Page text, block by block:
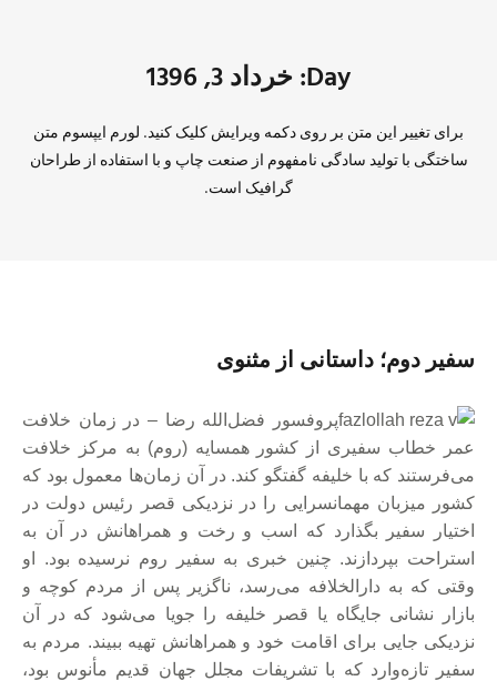
Day: خرداد 3, 1396
برای تغییر این متن بر روی دکمه ویرایش کلیک کنید. لورم ایپسوم متن
ساختگی با تولید سادگی نامفهوم از صنعت چاپ و با استفاده از طراحان
گرافیک است.
سفير دوم؛ داستانی از مثنوی
پروفسور فضل‌الله رضا – در زمان خلافت
عمر خطاب سفيری از كشور همسايه (روم) به مركز خلافت
می‌فرستند كه با خليفه گفتگو كند. در آن زمان‌ها معمول بود كه
كشور ميزبان مهمانسرايی را در نزديكی قصر رئيس دولت در
اختيار سفير بگذارد كه اسب و رخت و همراهانش در آن به
استراحت بپردازند. چنين خبری به سفير روم نرسيده بود. او
وقتی كه به دارالخلافه می‌رسد، ناگزير پس از مردم كوچه و
بازار نشانی جايگاه يا قصر خليفه را جويا می‌شود كه در آن
نزديكی جايی برای اقامت خود و همراهانش تهيه ببيند. مردم به
سفير تازه‌وارد كه با تشريفات مجلل جهان قديم مأنوس بود،